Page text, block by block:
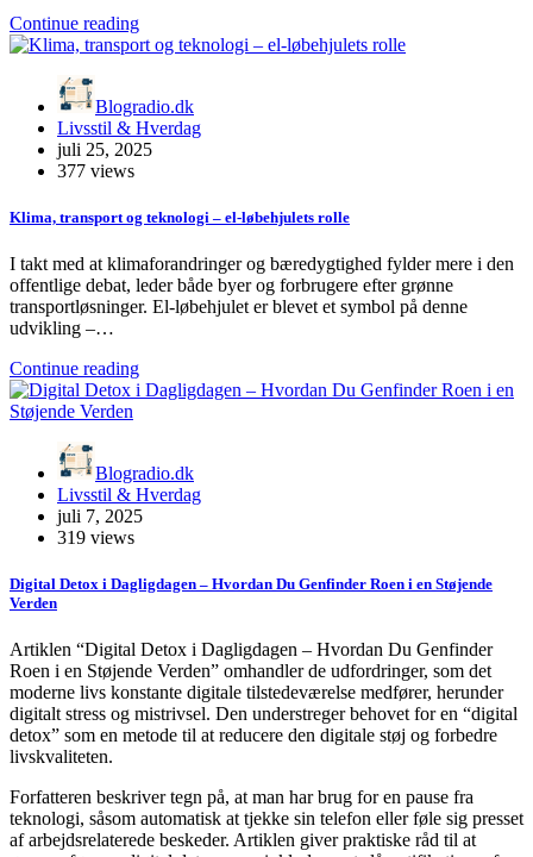
Continue reading
Blogradio.dk
Livsstil & Hverdag
juli 25, 2025
377 views
Klima, transport og teknologi – el-løbehjulets rolle
I takt med at klimaforandringer og bæredygtighed fylder mere i den
offentlige debat, leder både byer og forbrugere efter grønne
transportløsninger. El-løbehjulet er blevet et symbol på denne
udvikling –…
Continue reading
Blogradio.dk
Livsstil & Hverdag
juli 7, 2025
319 views
Digital Detox i Dagligdagen – Hvordan Du Genfinder Roen i en Støjende
Verden
Artiklen “Digital Detox i Dagligdagen – Hvordan Du Genfinder
Roen i en Støjende Verden” omhandler de udfordringer, som det
moderne livs konstante digitale tilstedeværelse medfører, herunder
digitalt stress og mistrivsel. Den understreger behovet for en “digital
detox” som en metode til at reducere den digitale støj og forbedre
livskvaliteten.
Forfatteren beskriver tegn på, at man har brug for en pause fra
teknologi, såsom automatisk at tjekke sin telefon eller føle sig presset
af arbejdsrelaterede beskeder. Artiklen giver praktiske råd til at